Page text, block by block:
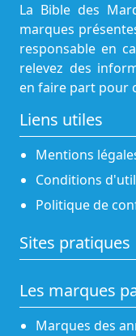
La Bible des
marques
responsable en
relevez des
en faire part pour
Liens utiles
Mentions
Conditions
Politique de
Sites pratiques
Les marques
Marques des